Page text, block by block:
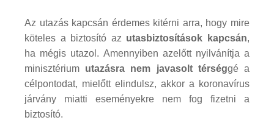
Az utazás kapcsán érdemes kitérni arra, hogy mire
köteles a biztosító az utasbiztosítások kapcsán,
ha mégis utazol. Amennyiben azelőtt nyilvánítja a
minisztérium utazásra nem javasolt térséggé a
célpontodat, mielőtt elindulsz, akkor a koronavírus
járvány miatti eseményekre nem fog fizetni a
biztosító.